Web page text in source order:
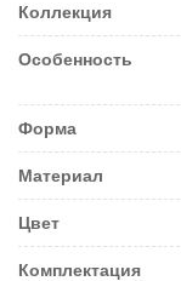
Коллекция
Особенность
Форма
Материал
Цвет
Комплектация